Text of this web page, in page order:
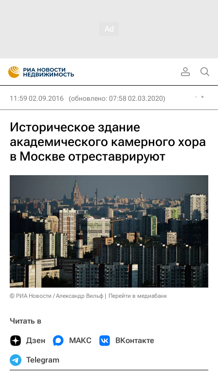
11:59 02.09.2016 (обновлено: 07:58 02.03.2020)
Историческое здание
академического камерного хора
в Москве отреставрируют
© РИА Новости / Александр Вильф Перейти в медиабанк
Читать в
Дзен МАКС ВКонтакте
Telegram